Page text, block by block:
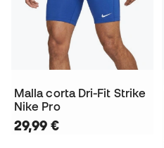
Malla corta Dri-Fit Strike
Nike Pro
29,99 €